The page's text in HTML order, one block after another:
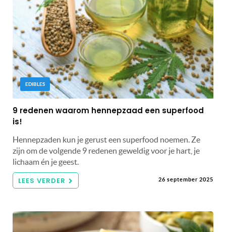
EDIBLES
9 redenen waarom hennepzaad een superfood
is!
Hennepzaden kun je gerust een superfood noemen. Ze
zijn om de volgende 9 redenen geweldig voor je hart, je
lichaam én je geest.
LEES VERDER 26 september 2025